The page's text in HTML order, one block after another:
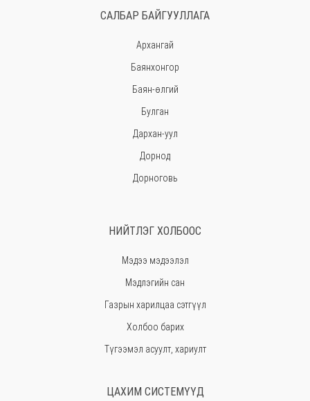
САЛБАР БАЙГУУЛЛАГА
Архангай
Баянхонгор
Баян-өлгий
Булган
Дархан-уул
Дорнод
Дорноговь
Хэнтий
Ховд
Хөвсгөл
Орхон
Сэлэнгэ
НИЙТЛЭГ ХОЛБООС
Мэдээ мэдээлэл
Мэдлэгийн сан
Газрын харилцаа сэтгүүл
Холбоо барих
Түгээмэл асуулт, хариулт
ЦАХИМ СИСТЕМҮҮД